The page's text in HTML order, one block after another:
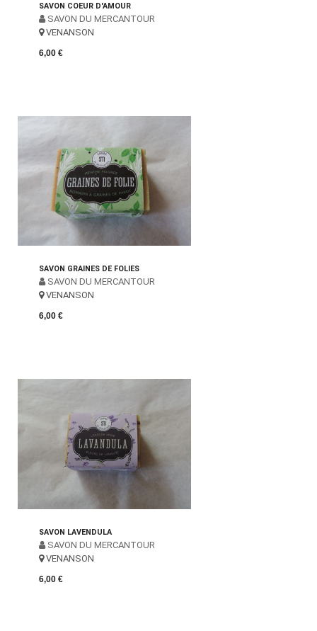
SAVON COEUR D'AMOUR
SAVON DU MERCANTOUR
VENANSON
6,00 €
SAVON GRAINES DE FOLIES
SAVON DU MERCANTOUR
VENANSON
6,00 €
SAVON LAVENDULA
SAVON DU MERCANTOUR
VENANSON
6,00 €